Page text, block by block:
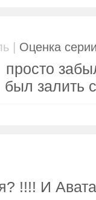
| Оценка
залить
!!!! И